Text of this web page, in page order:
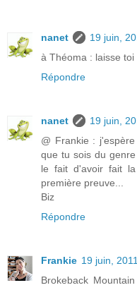
nanet
19 juin,
à Théoma : laisse toi
Répondre
nanet
19 juin,
@ Frankie :
que tu sois du
le fait d'avoir fait
première preuve...
Biz
Répondre
Frankie 19 juin, 2011
Brokeback